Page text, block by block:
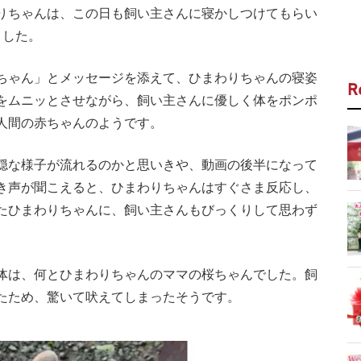
ゃんは、この日も飼い主さんに寝かしつけてもらい
た。
ん」とメッセージを添えて、ひまわりちゃんの寝姿
ニッとさせながら、飼い主さんに優しく体をポンポ
の赤ちゃんのようです。
様子が流れるのかと思いきや、動画の後半になって
が聞こえると、ひまわりちゃんはすぐさま反応し、
まわりちゃんに、飼い主さんもびっくりして思わず
、何とひまわりちゃんのママの桜ちゃんでした。飼
め、驚いて吠えてしまったそうです。